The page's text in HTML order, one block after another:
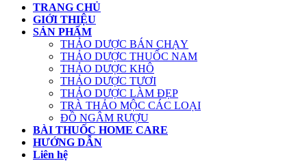
TRANG CHỦ
GIỚI THIỆU
SẢN PHẨM
THẢO DƯỢC BÁN CHẠY
THẢO DƯỢC THUỐC NAM
THẢO DƯỢC KHÔ
THẢO DƯỢC TƯƠI
THẢO DƯỢC LÀM ĐẸP
TRÀ THẢO MỘC CÁC LOẠI
ĐỒ NGÂM RƯỢU
BÀI THUỐC HOME CARE
HƯỚNG DẪN
Liên hệ